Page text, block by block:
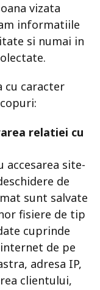
vizata
informatiile
si numai in
cu caracter
relatiei cu
accesarea site-
de
sunt salvate
fisiere de tip
cuprinde
de pe
adresa IP,
clientului,